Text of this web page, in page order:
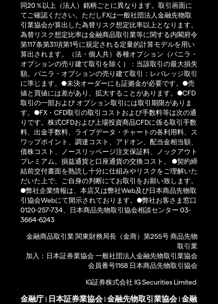
同20％以上（法人）銘柄ごとに異なります。取引画面に
てご確認ください。ただしFXは一般社団法人金融先物取
引業協会が算出した為替リスク想定比率以上となります。
為替リスク想定比率は金融商品取引業等に関する内閣府令
第117条第31項第1号に規定される定量的計算モデルを用い
算出されます。（法・個人共）各種オプション（バニラ・
オプションの売り建て取引を除く）：当該取引の最大損失
額。バニラ・オプションの売り建て取引：レバレッジ取引
に準じます。●未決オーダーにも証拠金が必要です。●売
値と買値には差があり、拡大することがあります。●CFD
取引の一部および オプション取引には取引期限がありま
す。●FX・CFD取引の取引コストおよび手数料等は次の通
りです。株式CFDおよび上場投資商品CFDに係る取引手数
料、出金手数料、ライブデータ・チャートの各利用料、ス
ワップポイント、調達コスト、アドオン、配当金相当額、
借株コスト、ノースリッページ注文保証料、ノックアウト
プレミアム。損益通貨と口座通貨の交換コスト。 ●契約締
結前交付書面を熟読し十分に仕組みやリスクをご理解いた
だいた上で、ご自身の判断にてお取引をお願い致します。
●弊社企業情報は、本店又は弊社Web及び日本商品先物取
引協会Webにて開示されております。●弊社お客さま窓口
0120-257-734、日本商品先物取引協会相談センター 03-
3664-6243
金融商品取引業 関東財務局長（金商）第255号 商品先物
取引業
加入：日本証券業協会 一般社団法人金融先物取引業協会
会員番号1168 日本商品先物取引協会
IG証券株式会社 IG Securities Limited.
金融庁 | 日本証券業協会|金融先物取引業協会|金融